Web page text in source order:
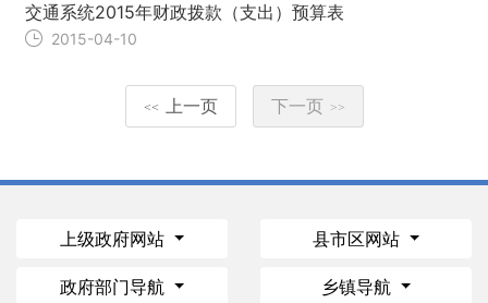
交通系统2015年财政拨款（支出）预算表
2015-04-10
<< 上一页 下一页 >>
上级政府网站 县市区网站
政府部门导航 乡镇导航